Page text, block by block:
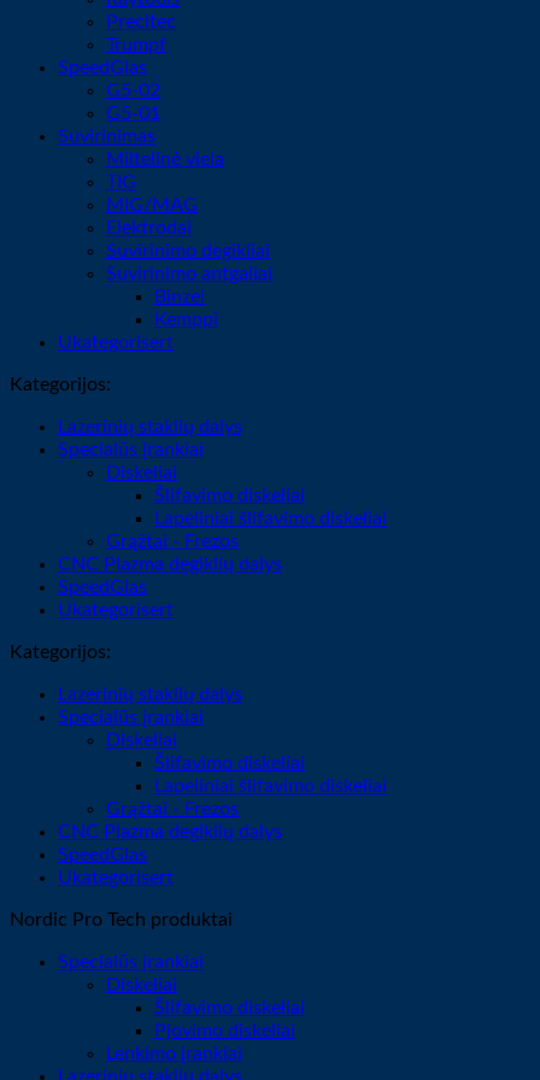
Precitec
Trumpf
SpeedGlas
G5-02
G5-01
Suvirinimas
Miltelinė viela
TIG
MIG/MAG
Elektrodai
Suvirinimo degikliai
Suvirinimo antgaliai
Binzel
Kemppi
Ukategorisert
Kategorijos:
Lazerinių staklių dalys
Specialūs įrankiai
Diskeliai
Šlifavimo diskeliai
Lapeliniai šlifavimo diskeliai
Grąžtai - Frezos
CNC Plazma degiklių dalys
SpeedGlas
Ukategorisert
Kategorijos:
Lazerinių staklių dalys
Specialūs įrankiai
Diskeliai
Šlifavimo diskeliai
Lapeliniai šlifavimo diskeliai
Grąžtai - Frezos
CNC Plazma degiklių dalys
SpeedGlas
Ukategorisert
Nordic Pro Tech produktai
Specialūs įrankiai
Diskeliai
Šlifavimo diskeliai
Pjovimo diskeliai
Lenkimo įrankiai
Lazerinių staklių dalys